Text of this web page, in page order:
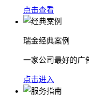
点击查看
瑞金经典案例
一家公司最好的广
点击进入